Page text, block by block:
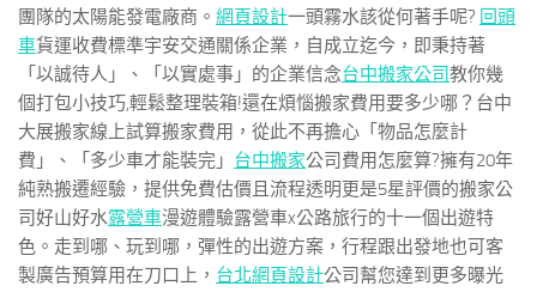
團隊的太陽能發電廠商。 網頁設計一頭霧水該從何著手呢? 回頭
車貨運收費標準宇安交通關係企業，自成立迄今，即秉持著
「以誠待人」、「以實處事」的企業信念台中搬家公司教你幾
個打包小技巧,輕鬆整理裝箱!還在煩惱搬家費用要多少哪？台中
大展搬家線上試算搬家費用，從此不再擔心「物品怎麼計
費」、「多少車才能裝完」 台中搬家公司費用怎麼算?擁有20年
純熟搬遷經驗，提供免費估價且流程透明更是5星評價的搬家公
司好山好水露營車漫遊體驗露營車x公路旅行的十一個出遊特
色。走到哪、玩到哪，彈性的出遊方案，行程跟出發地也可客
製廣告預算用在刀口上， 台北網頁設計公司幫您達到更多曝光